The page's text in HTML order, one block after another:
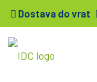
Dostava do vrat